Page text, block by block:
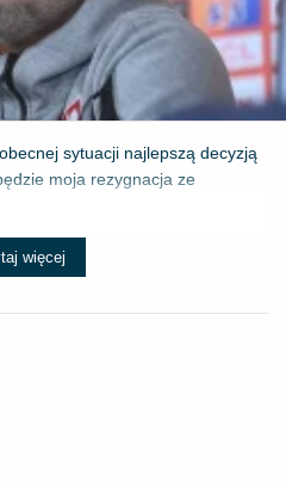
sytuacji najlepszą decyzją
moja rezygnacja ze
więcej